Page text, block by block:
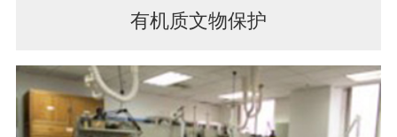
有机质文物保护